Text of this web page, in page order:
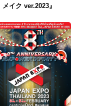
メイク ver.2023』